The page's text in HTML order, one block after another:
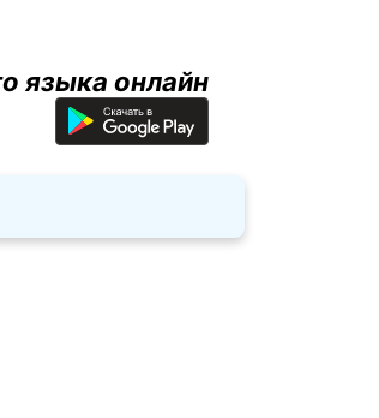
языка онлайн